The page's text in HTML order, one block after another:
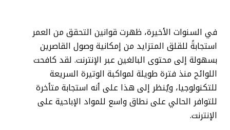
في السنوات الأخيرة، ظهرت قوانين التحقق من العمر
استجابةً للقلق المتزايد من إمكانية وصول القاصرين
بسهولة إلى محتوى البالغين عبر الإنترنت. لقد كافحت
اللوائح منذ فترة طويلة لمواكبة الوتيرة السريعة
للتكنولوجيا، ويُنظر إلى هذا على أنه استجابة متأخرة
للتوافر الحالي على نطاق واسع للمواد الإباحية على
الإنترنت.